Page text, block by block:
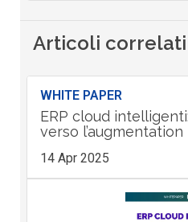
Articoli correlati
WHITE PAPER
ERP cloud
verso l’augmentation
14 Apr 2025